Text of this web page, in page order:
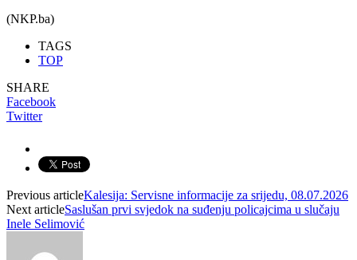
(NKP.ba)
TAGS
TOP
SHARE
Facebook
Twitter
Previous articleKalesija: Servisne informacije za srijedu, 08.07.2026
Next articleSaslušan prvi svjedok na suđenju policajcima u slučaju
Inele Selimović